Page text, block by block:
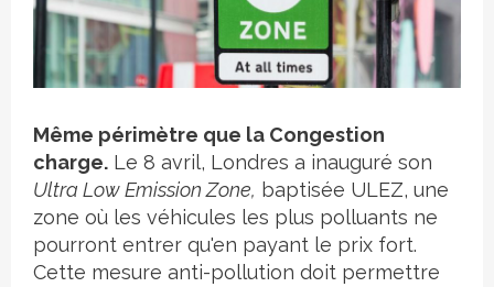
Crédit photo
Même périmètre que la Congestion
charge. Le 8 avril, Londres a inauguré son
Ultra Low Emission Zone, baptisée ULEZ, une
zone où les véhicules les plus polluants ne
pourront entrer qu'en payant le prix fort.
Cette mesure anti-pollution doit permettre